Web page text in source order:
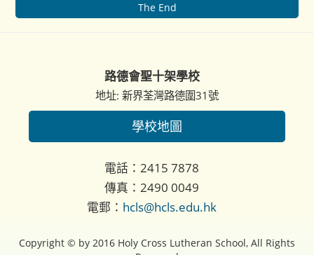
The End
路德會聖十架學校
地址: 新界荃灣路德圍31號
學校地圖
電話：2415 7878
傳真：2490 0049
電郵： hcls@hcls.edu.hk
Copyright © by 2016 Holy Cross Lutheran School, All Rights